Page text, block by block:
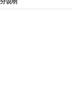
说明